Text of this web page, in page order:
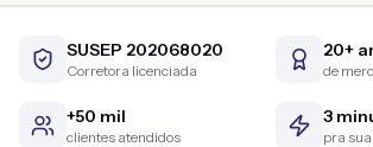
SUSEP 202068020
Corretora licenciada
20+
de
+50 mil
clientes atendidos
3
pra